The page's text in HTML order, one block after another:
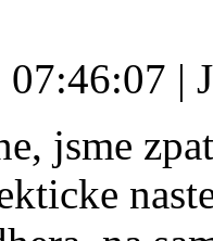
07:46:07 |
jsme